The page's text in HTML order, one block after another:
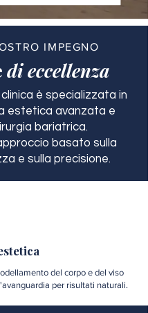
IMPEGNO
di eccellenza
è specializzata in
estetica avanzata e
bariatrica.
basato sulla
e sulla precisione.
del corpo e del viso
per risultati naturali.